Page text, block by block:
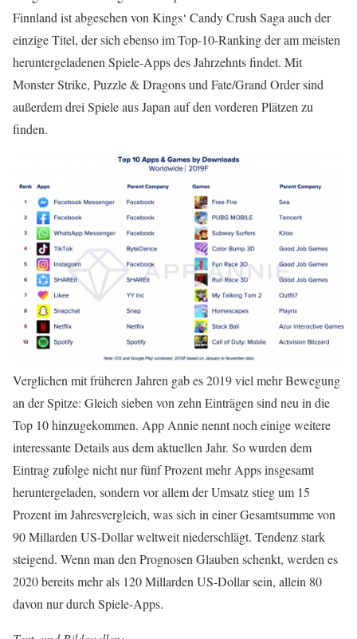
Finnland ist abgesehen von Kings‘ Candy Crush Saga auch der
einzige Titel, der sich ebenso im Top-10-Ranking der am meisten
heruntergeladenen Spiele-Apps des Jahrzehnts findet. Mit
Monster Strike, Puzzle & Dragons und Fate/Grand Order sind
außerdem drei Spiele aus Japan auf den vorderen Plätzen zu
finden.
Verglichen mit früheren Jahren gab es 2019 viel mehr Bewegung
an der Spitze: Gleich sieben von zehn Einträgen sind neu in die
Top 10 hinzugekommen. App Annie nennt noch einige weitere
interessante Details aus dem aktuellen Jahr. So wurden dem
Eintrag zufolge nicht nur fünf Prozent mehr Apps insgesamt
heruntergeladen, sondern vor allem der Umsatz stieg um 15
Prozent im Jahresvergleich, was sich in einer Gesamtsumme von
90 Millarden US-Dollar weltweit niederschlägt. Tendenz stark
steigend. Wenn man den Prognosen Glauben schenkt, werden es
2020 bereits mehr als 120 Millarden US-Dollar sein, allein 80
davon nur durch Spiele-Apps.